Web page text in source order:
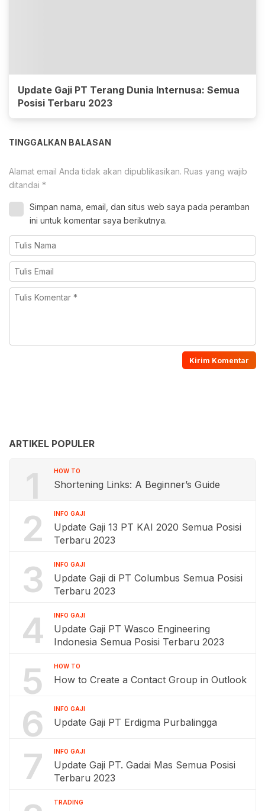
Update Gaji PT Terang Dunia Internusa: Semua
Posisi Terbaru 2023
TINGGALKAN BALASAN
Alamat email Anda tidak akan dipublikasikan. Ruas yang wajib
ditandai *
Simpan nama, email, dan situs web saya pada peramban
ini untuk komentar saya berikutnya.
ARTIKEL POPULER
1 HOW TO
Shortening Links: A Beginner’s Guide
2 INFO GAJI
Update Gaji 13 PT KAI 2020 Semua Posisi
Terbaru 2023
3 INFO GAJI
Update Gaji di PT Columbus Semua Posisi
Terbaru 2023
4 INFO GAJI
Update Gaji PT Wasco Engineering
Indonesia Semua Posisi Terbaru 2023
5 HOW TO
How to Create a Contact Group in Outlook
6 INFO GAJI
Update Gaji PT Erdigma Purbalingga
7 INFO GAJI
Update Gaji PT. Gadai Mas Semua Posisi
Terbaru 2023
TRADING